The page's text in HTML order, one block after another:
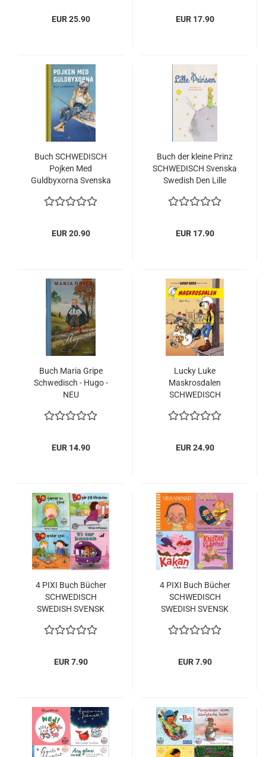
EUR 25.90 EUR 17.90
Buch SCHWEDISCH
Pojken Med
Guldbyxorna Svenska
Lundgren
EUR 20.90
Buch der kleine Prinz
SCHWEDISCH Svenska
Swedish Den Lille
Taschenbuch
EUR 17.90
Buch Maria Gripe
Schwedisch - Hugo -
NEU
EUR 14.90
Lucky Luke
Maskrosdalen
SCHWEDISCH
HARDCOVER 2023 NEU
EUR 24.90
4 PIXI Buch Bücher
SCHWEDISCH
SWEDISH SVENSK
EUR 7.90
4 PIXI Buch Bücher
SCHWEDISCH
SWEDISH SVENSK
EUR 7.90